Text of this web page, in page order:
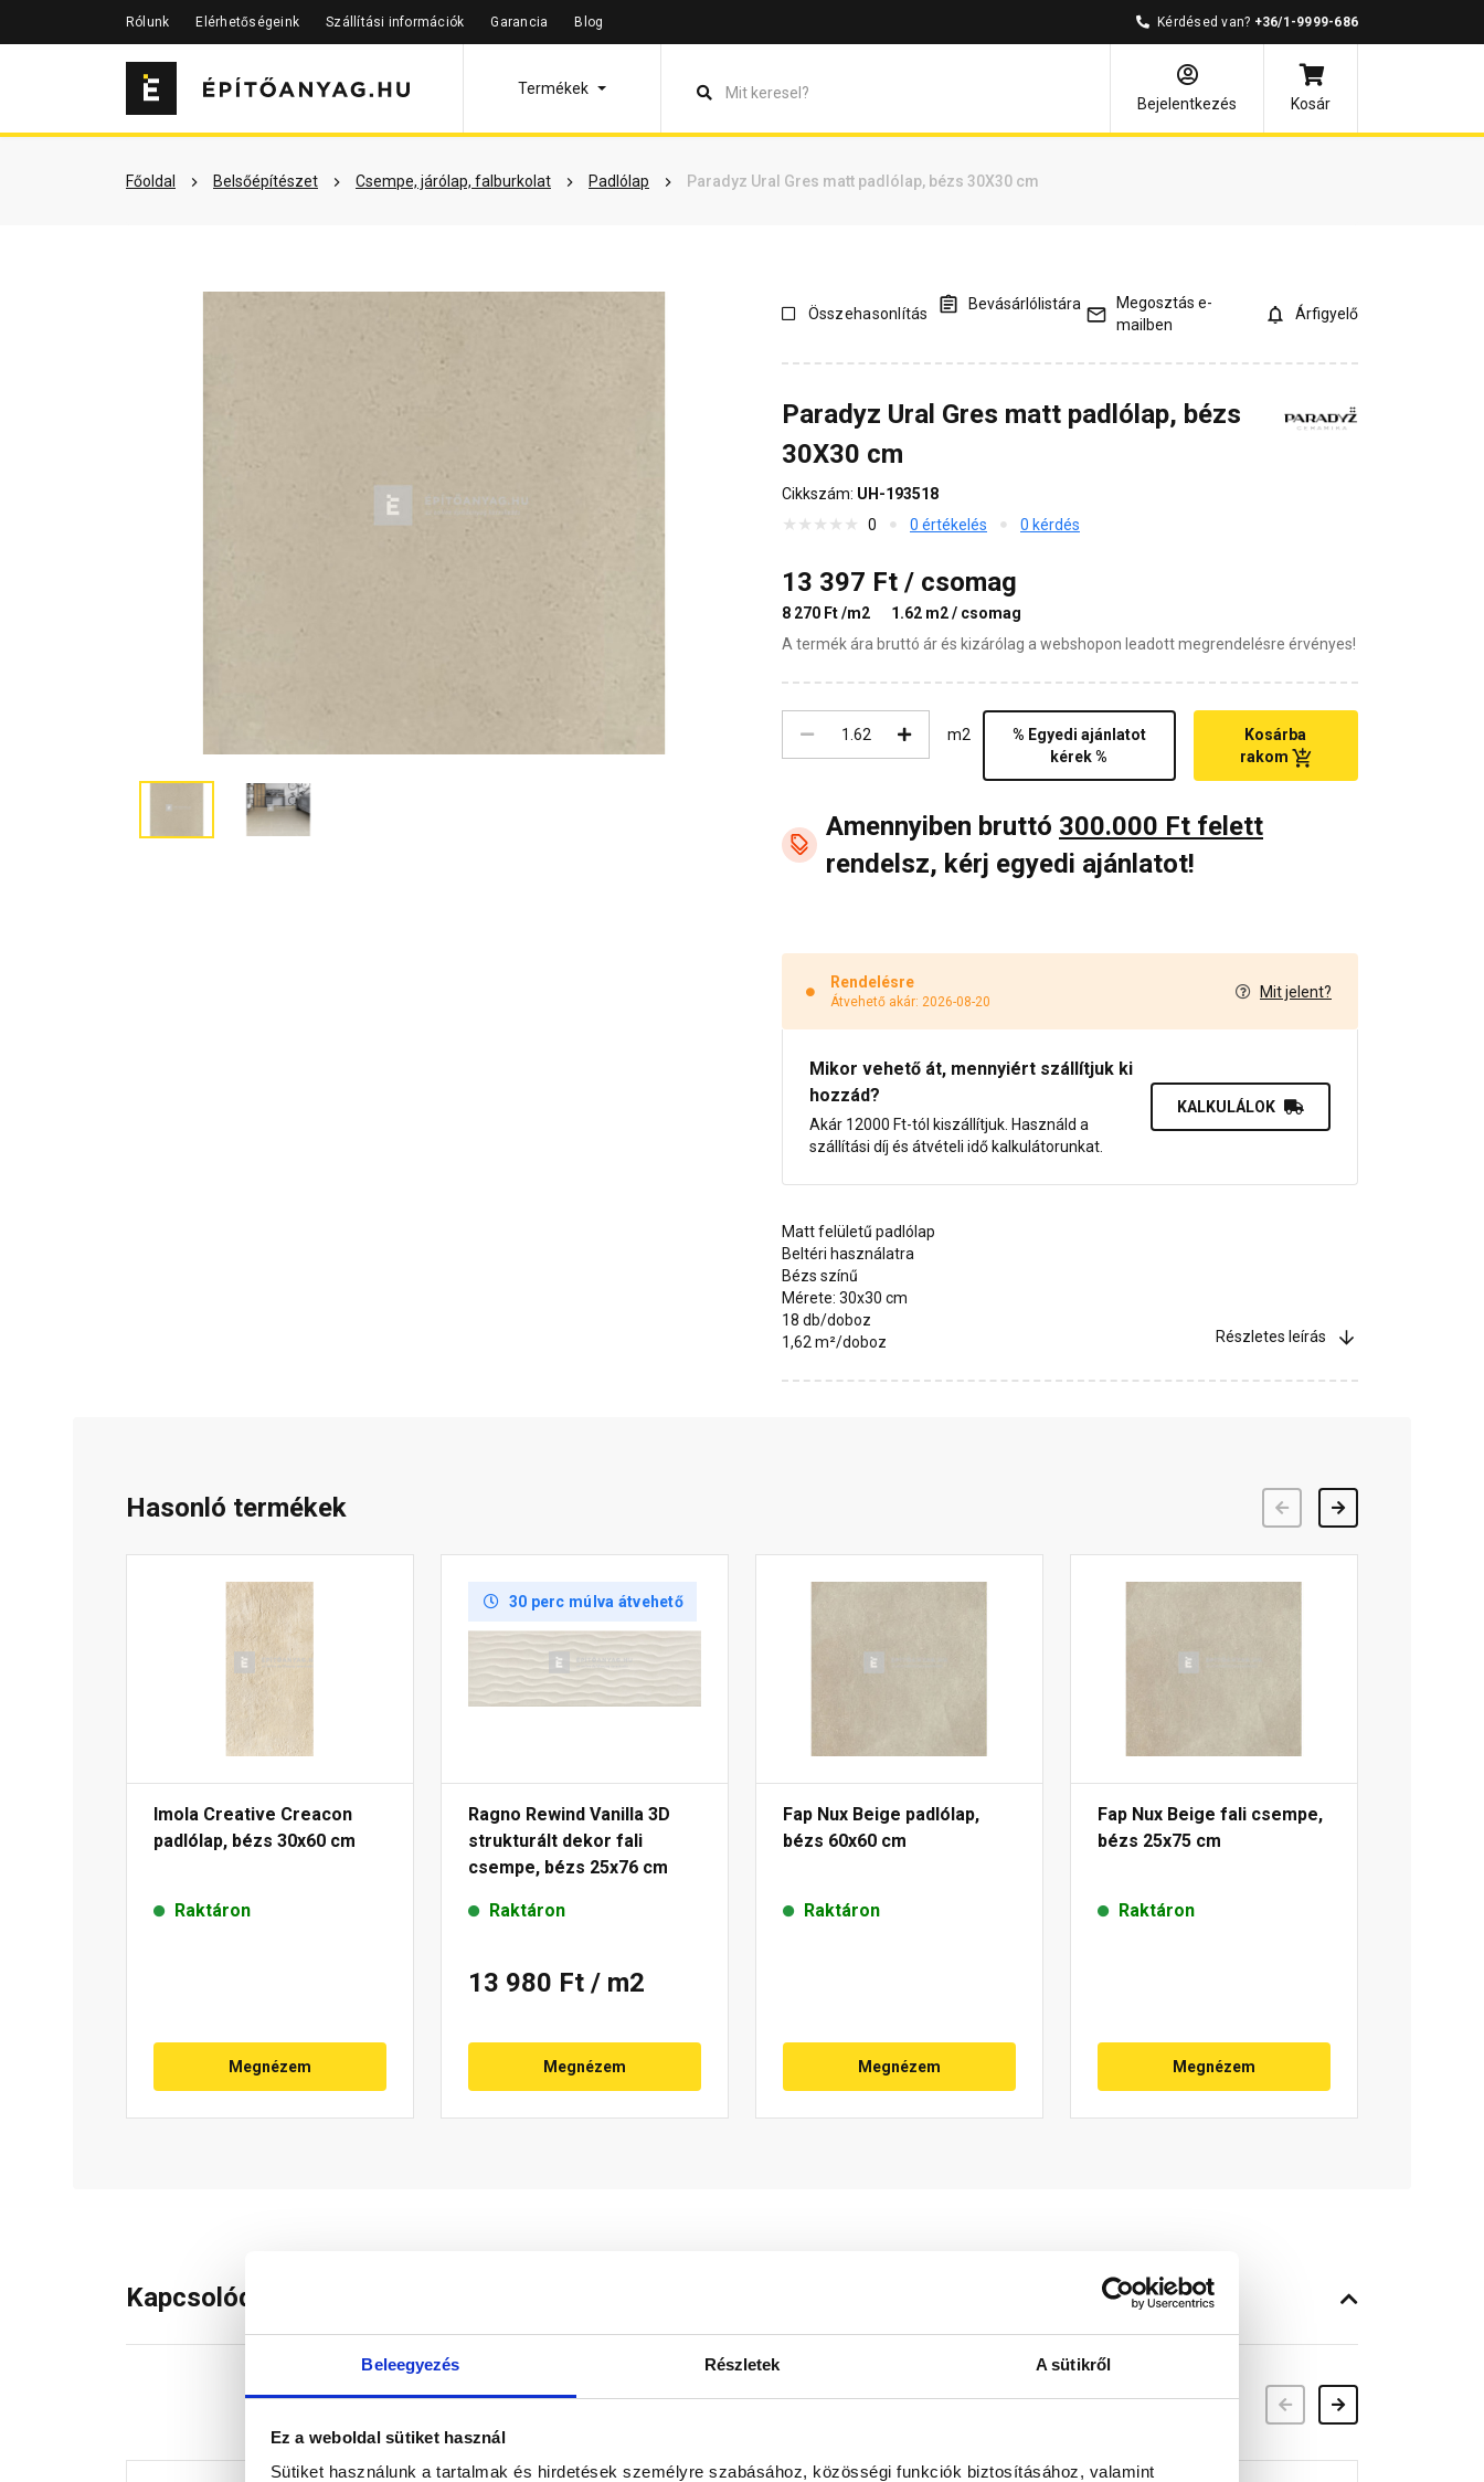
Beleegyezés Részletek A sütikről
Ez a weboldal sütiket használ
Sütiket használunk a tartalmak és hirdetések személyre szabásához, közösségi funkciók biztosításához, valamint
Rólunk Elérhetőségeink Szállítási információk Garancia Blog Kérdésed van? +36/1-9999-686
Termékek
Bejelentkezés
Kosár
Főoldal Belsőépítészet Csempe, járólap, falburkolat Padlólap Paradyz Ural Gres matt padlólap, bézs 30X30 cm
Szükséged lehet rá Részletes leírás Termékinformáció Vásárlói vélemények Kérdések és válaszok Kapcsolódó cikkek
Összehasonlítás
Bevásárlólistára
Megosztás e-
mailben
Árfigyelő
Paradyz Ural Gres matt padlólap, bézs
30X30 cm
Cikkszám: UH-193518
0
0 értékelés 0 kérdés
13 397 Ft / csomag
8 270 Ft /m2
1.62 m2 / csomag
A termék ára bruttó ár és kizárólag a webshopon leadott megrendelésre érvényes!
m2
% Egyedi ajánlatot
kérek %
Kosárba
rakom
Amennyiben bruttó 300.000 Ft felett
rendelsz, kérj egyedi ajánlatot!
Rendelésre
Átvehető akár: 2026-08-20
Mit jelent?
Mikor vehető át, mennyiért szállítjuk ki
hozzád?
Akár 12000 Ft-tól kiszállítjuk. Használd a
szállítási díj és átvételi idő kalkulátorunkat.
KALKULÁLOK
Matt felületű padlólap
Beltéri használatra
Bézs színű
Mérete: 30x30 cm
18 db/doboz
1,62 m²/doboz
Részletes leírás
Hasonló termékek
Imola Creative Creacon
padlólap, bézs 30x60 cm
Raktáron
Megnézem
30 perc múlva átvehető
Ragno Rewind Vanilla 3D
strukturált dekor fali
csempe, bézs 25x76 cm
Raktáron
13 980 Ft / m2
Megnézem
Fap Nux Beige padlólap,
bézs 60x60 cm
Raktáron
Megnézem
Fap Nux Beige fali csempe,
bézs 25x75 cm
Raktáron
Megnézem
Kapcsolódó termékek
Előző Következő